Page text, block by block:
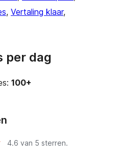
, Vertaling klaar
per dag
100+
4.6 van 5 sterren.